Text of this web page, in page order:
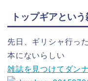
トップギアとい
先日、ギリシャ行っ
本にないらしい
雑誌を見つけてダン